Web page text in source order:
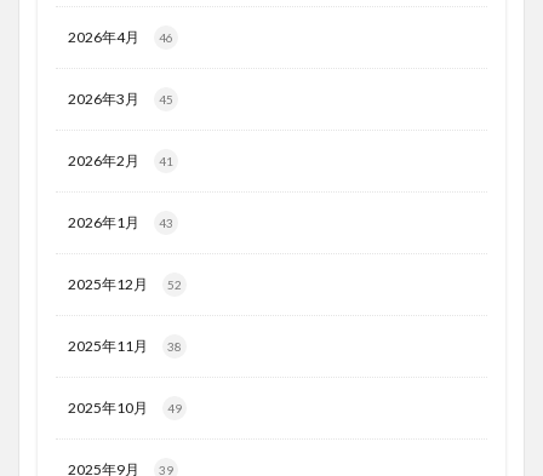
2026年4月 46
2026年3月 45
2026年2月 41
2026年1月 43
2025年12月 52
2025年11月 38
2025年10月 49
2025年9月 39